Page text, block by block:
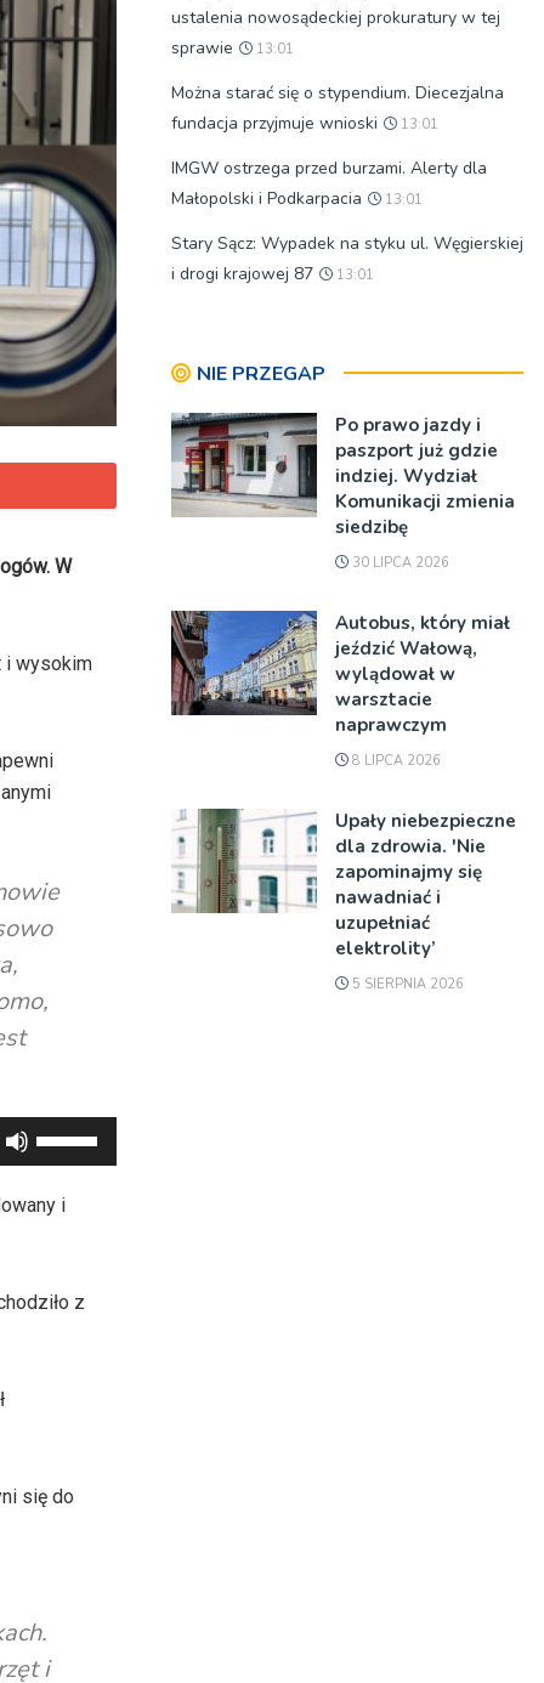
W
i wysokim
strzałek
i
z
się do
i
ustalenia nowosądeckiej prokuratury w tej
sprawie
13:01
Można starać się o stypendium. Diecezjalna
fundacja przyjmuje wnioski
13:01
IMGW ostrzega przed burzami. Alerty dla
Małopolski i Podkarpacia
13:01
Stary Sącz: Wypadek na styku ul. Węgierskiej
i drogi krajowej 87
13:01
NIE PRZEGAP
Po prawo jazdy i
paszport już gdzie
indziej. Wydział
Komunikacji zmienia
siedzibę
30 LIPCA 2026
Autobus, który miał
jeździć Wałową,
wylądował w
warsztacie
naprawczym
8 LIPCA 2026
Upały niebezpieczne
dla zdrowia. 'Nie
zapominajmy się
nawadniać i
uzupełniać
elektrolity’
5 SIERPNIA 2026